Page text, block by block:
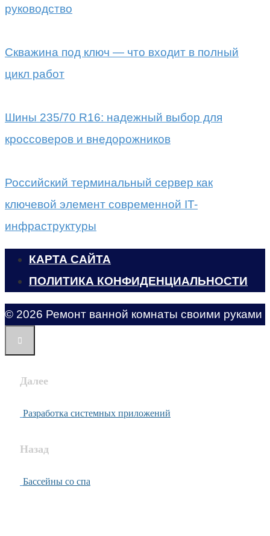
руководство
Скважина под ключ — что входит в полный
цикл работ
Шины 235/70 R16: надежный выбор для
кроссоверов и внедорожников
Российский терминальный сервер как
ключевой элемент современной IT-
инфраструктуры
КАРТА САЙТА
ПОЛИТИКА КОНФИДЕНЦИАЛЬНОСТИ
© 2026 Ремонт ванной комнаты своими руками
Далее
Разработка системных приложений
Назад
Бассейны со спа